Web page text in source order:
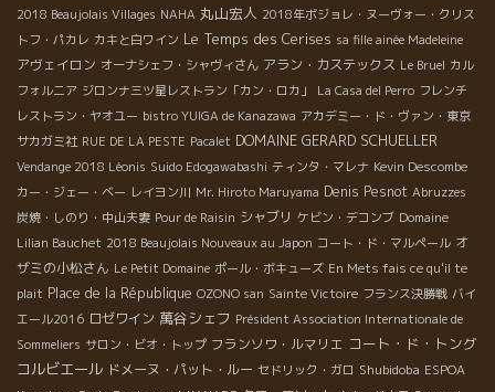
2018 Beaujolais Villages NAHA 丸山宏人 2018年ボジョレ・ヌーヴォー・クリス
トフ・パカレ カキと白ワイン Le Temps des Cerises sa fille ainée Madeleine
アヴェイロン オーナシェフ・シャヴィさん アラン・カステックス Le Bruel カル
フォルニア ジロンナ三ツ星レストラン「カン・ロカ」 La Casa del Perro フレンチ
レストラン・ヤオユー bistro YUIGA de Kanazawa アカデミー・ド・ヴァン・東京
サカガミ社 RUE DE LA PESTE Pacalet DOMAINE GERARD SCHUELLER
Vendange 2018 Léonis Suido Edogawabashi ティンタ・マレナ Kevin Descombe
カー・ジェー・ベー レイヨン川 Mr. Hiroto Maruyama Denis Pesnot Abruzzes
炭焼・しのり・中山夫妻 Pour de Raisin シャブリ ケビン・デコンブ Domaine
Lilian Bauchet 2018 Beaujolais Nouveaux au Japon コート・ド・マルペール オ
ザミの小松さん Le Petit Domaine ポール・ボキューズ En Mets fais ce qu'il te
plait Place de la République OZONO san Sainte Victoire フランス決勝戦 バイ
エール2016 ロゼワイン 萬谷シェフ Président Association Internationale de
Sommeliers サロン・ビオ・トップ フランソワ・ルマリエ コート・ド・トング
コルビエール ドメーヌ・パット・ルー セドリック・ガロ Shubidoba ESPOA